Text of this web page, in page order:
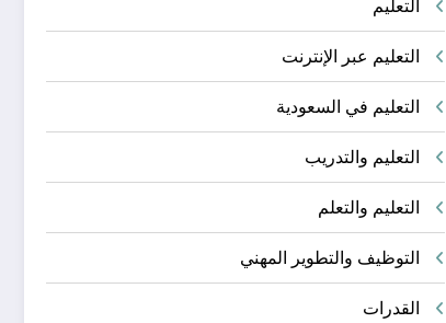
التعليم
التعليم عبر الإنترنت
التعليم في السعودية
التعليم والتدريب
التعليم والتعلم
التوظيف والتطوير المهني
القدرات